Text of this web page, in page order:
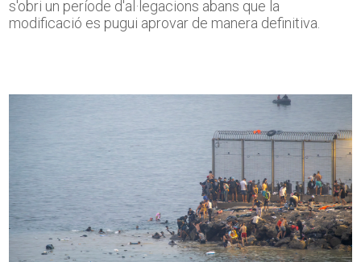
s'obri un període d'al·legacions abans que la
modificació es pugui aprovar de manera definitiva.